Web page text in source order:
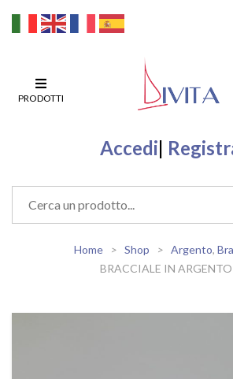
PRODOTTI
Accedi|
Home Shop Argento,
BRACCIALE IN